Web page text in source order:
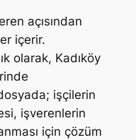
açısından
içerir.
olarak, Kadıköy
işçilerin
işverenlerin
için çözüm